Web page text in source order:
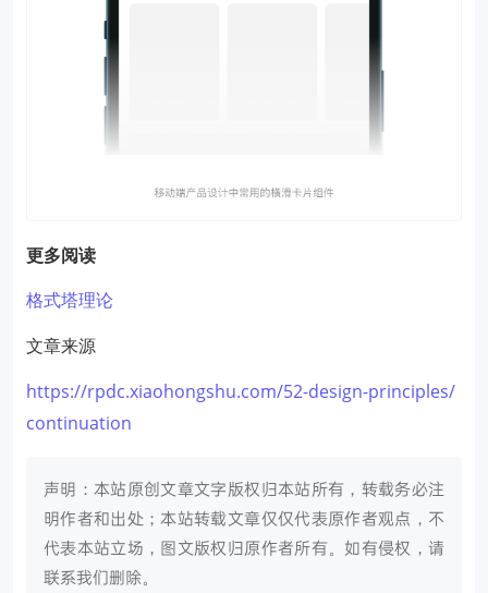
更多阅读
格式塔理论
文章来源
https://rpdc.xiaohongshu.com/52-design-principles/
continuation
声明：本站原创文章文字版权归本站所有，转载务必注
明作者和出处；本站转载文章仅仅代表原作者观点，不
代表本站立场，图文版权归原作者所有。如有侵权，请
联系我们删除。